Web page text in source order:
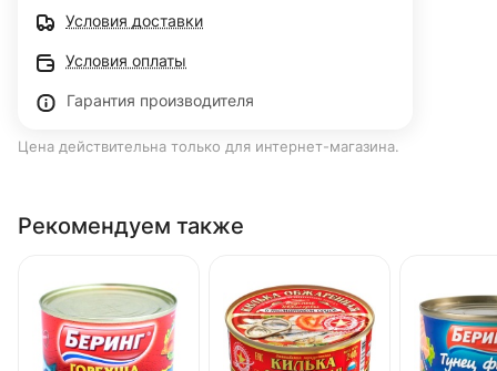
Условия доставки
Условия оплаты
Гарантия производителя
Цена действительна только для интернет-магазина.
Рекомендуем также